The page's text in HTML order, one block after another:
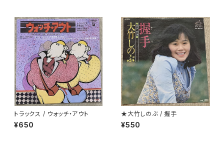
トラックス / ウォッチ・アウト
¥650
★大竹しのぶ / 握手
¥550